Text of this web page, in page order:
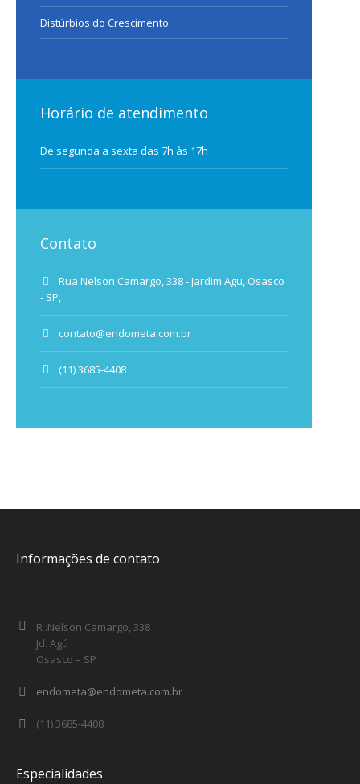
Distúrbios do Crescimento
Horário de atendimento
De segunda a sexta das 7h às 17h
Contato
Rua Nelson Camargo, 338 - Jardim Agu, Osasco
- SP,
contato@endometa.com.br
(11) 3685-4408
Informações de contato
R .Nelson Camargo, 338
Jd. Agú
Osasco – SP
endometa@endometa.com.br
(11) 3685-4408
Especialidades